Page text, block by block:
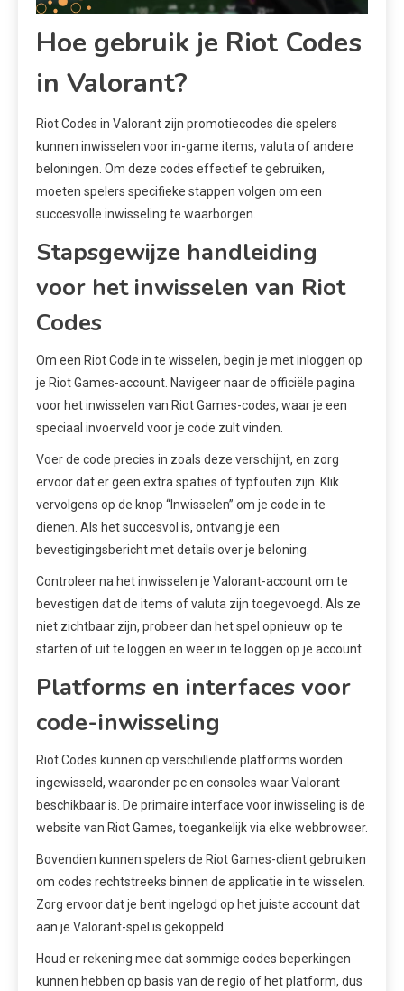
Hoe gebruik je Riot Codes
in Valorant?
Riot Codes in Valorant zijn promotiecodes die spelers
kunnen inwisselen voor in-game items, valuta of andere
beloningen. Om deze codes effectief te gebruiken,
moeten spelers specifieke stappen volgen om een
succesvolle inwisseling te waarborgen.
Stapsgewijze handleiding
voor het inwisselen van Riot
Codes
Om een Riot Code in te wisselen, begin je met inloggen op
je Riot Games-account. Navigeer naar de officiële pagina
voor het inwisselen van Riot Games-codes, waar je een
speciaal invoerveld voor je code zult vinden.
Voer de code precies in zoals deze verschijnt, en zorg
ervoor dat er geen extra spaties of typfouten zijn. Klik
vervolgens op de knop “Inwisselen” om je code in te
dienen. Als het succesvol is, ontvang je een
bevestigingsbericht met details over je beloning.
Controleer na het inwisselen je Valorant-account om te
bevestigen dat de items of valuta zijn toegevoegd. Als ze
niet zichtbaar zijn, probeer dan het spel opnieuw op te
starten of uit te loggen en weer in te loggen op je account.
Platforms en interfaces voor
code-inwisseling
Riot Codes kunnen op verschillende platforms worden
ingewisseld, waaronder pc en consoles waar Valorant
beschikbaar is. De primaire interface voor inwisseling is de
website van Riot Games, toegankelijk via elke webbrowser.
Bovendien kunnen spelers de Riot Games-client gebruiken
om codes rechtstreeks binnen de applicatie in te wisselen.
Zorg ervoor dat je bent ingelogd op het juiste account dat
aan je Valorant-spel is gekoppeld.
Houd er rekening mee dat sommige codes beperkingen
kunnen hebben op basis van de regio of het platform, dus